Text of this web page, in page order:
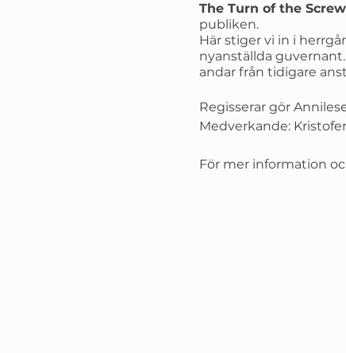
The Turn of the Screw
publiken.
Här stiger vi in i
nyanställda
andar från tidigare
Regisserar gör
Medverkande:
För mer information